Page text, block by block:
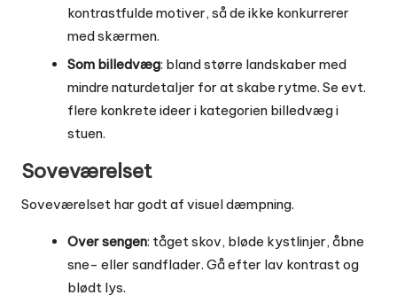
kontrastfulde motiver, så de ikke konkurrerer
med skærmen.
Som billedvæg: bland større landskaber med
mindre naturdetaljer for at skabe rytme. Se evt.
flere konkrete ideer i kategorien billedvæg i
stuen.
Soveværelset
Soveværelset har godt af visuel dæmpning.
Over sengen: tåget skov, bløde kystlinjer, åbne
sne- eller sandflader. Gå efter lav kontrast og
blødt lys.